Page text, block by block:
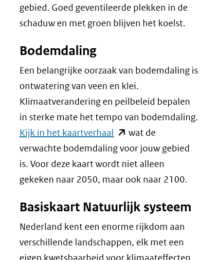
in
nieuw
(verwijst
naar
een
andere
website)
gebied. Goed geventileerde plekken in de
schaduw en met groen blijven het koelst.
Bodemdaling
Een belangrijke oorzaak van bodemdaling is
ontwatering van veen en klei.
Klimaatverandering en peilbeleid bepalen
in sterke mate het tempo van bodemdaling.
Kijk in het kaartverhaal (opent
in
nieuw
venster)
naar
een
andere
website)
wat de
verwachte bodemdaling voor jouw gebied
is. Voor deze kaart wordt niet alleen
gekeken naar 2050, maar ook naar 2100.
Basiskaart Natuurlijk systeem
Nederland kent een enorme rijkdom aan
verschillende landschappen, elk met een